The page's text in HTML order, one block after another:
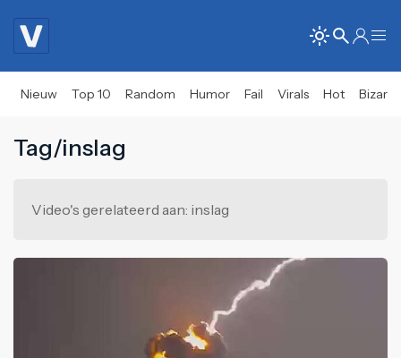
Nieuw Top 10 Random Humor Fail Virals Hot Bizar
Tag/inslag
Video's gerelateerd aan: inslag